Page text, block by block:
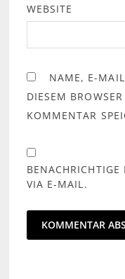
WEBSITE
NAME, E-
DIESEM
KOMMENTAR
VIA E-MAIL.